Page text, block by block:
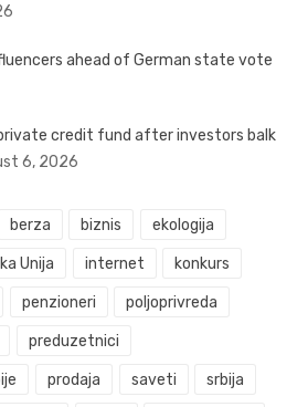
ahead of German state vote
credit fund after investors balk
6, 2026
berza biznis ekologija
Unija internet konkurs
penzioneri poljoprivreda
preduzetnici
prodaja saveti srbija